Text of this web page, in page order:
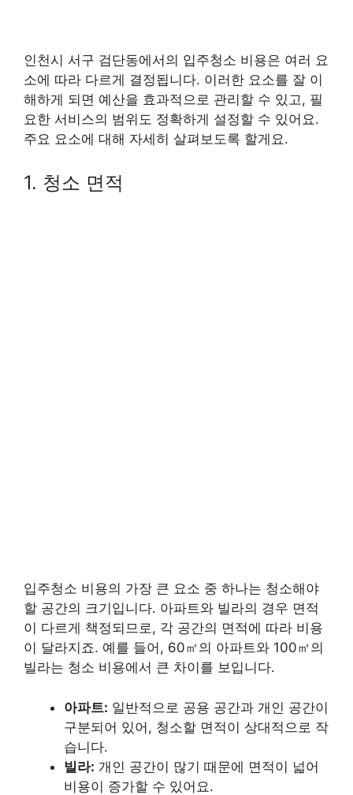
인천시 서구 검단동에서의 입주청소 비용은 여러 요
소에 따라 다르게 결정됩니다. 이러한 요소를 잘 이
해하게 되면 예산을 효과적으로 관리할 수 있고, 필
요한 서비스의 범위도 정확하게 설정할 수 있어요.
주요 요소에 대해 자세히 살펴보도록 할게요.
1. 청소 면적
입주청소 비용의 가장 큰 요소 중 하나는 청소해야
할 공간의 크기입니다. 아파트와 빌라의 경우 면적
이 다르게 책정되므로, 각 공간의 면적에 따라 비용
이 달라지죠. 예를 들어, 60㎡의 아파트와 100㎡의
빌라는 청소 비용에서 큰 차이를 보입니다.
아파트: 일반적으로 공용 공간과 개인 공간이
구분되어 있어, 청소할 면적이 상대적으로 작
습니다.
빌라: 개인 공간이 많기 때문에 면적이 넓어
비용이 증가할 수 있어요.